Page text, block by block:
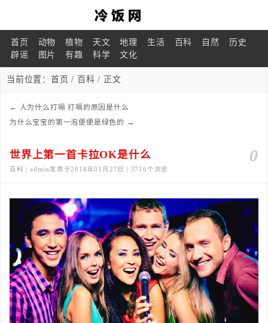
首页 动物 植物 天文 地理 生活 百科 自然
历史
辟谣
图片 有趣 科学 文化
当前位置： 首页 / 百科 / 正文
← 人为什么打嗝 打嗝的原因是什么
为什么宝宝的第一泡便便是绿色的 →
0
世界上第一首卡拉OK是什么
百科 | admin发表于2018年01月27日 | 3716个浏览